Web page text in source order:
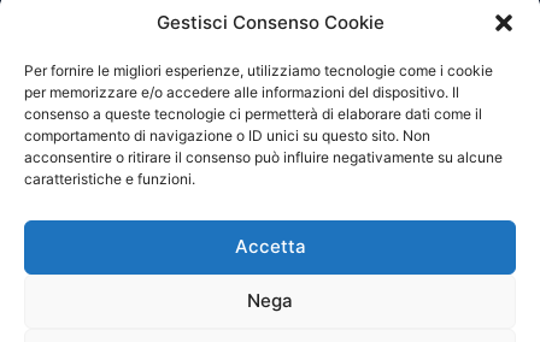
Gestisci Consenso Cookie
Per fornire le migliori esperienze, utilizziamo tecnologie come i cookie
per memorizzare e/o accedere alle informazioni del dispositivo. Il
consenso a queste tecnologie ci permetterà di elaborare dati come il
comportamento di navigazione o ID unici su questo sito. Non
acconsentire o ritirare il consenso può influire negativamente su alcune
caratteristiche e funzioni.
Accetta
Nega
Via Principe Di Udine 144
clienti@officinefvg.it
info@officinefvg.it
posta@officinefvgpec.It
ORARI